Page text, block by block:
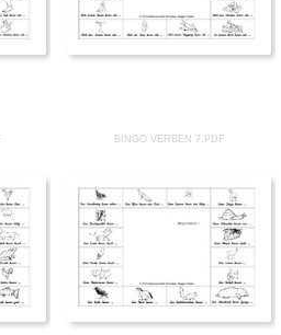
BINGO VERBEN 7.PDF